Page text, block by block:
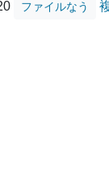
ファイルなう